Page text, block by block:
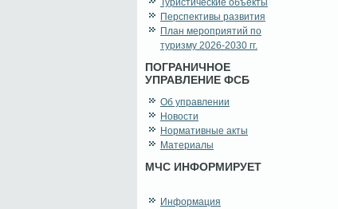
Туристические объекты
Перспективы развития
План мероприятий по
туризму 2026-2030 гг.
ПОГРАНИЧНОЕ
УПРАВЛЕНИЕ ФСБ
Об управлении
Новости
Нормативные акты
Материалы
МЧС ИНФОРМИРУЕТ
Информация